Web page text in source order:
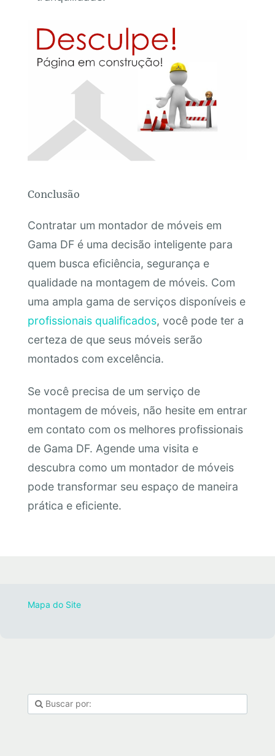
Conclusão
Contratar um montador de móveis em
Gama DF é uma decisão inteligente para
quem busca eficiência, segurança e
qualidade na montagem de móveis. Com
uma ampla gama de serviços disponíveis e
profissionais qualificados, você pode ter a
certeza de que seus móveis serão
montados com excelência.
Se você precisa de um serviço de
montagem de móveis, não hesite em entrar
em contato com os melhores profissionais
de Gama DF. Agende uma visita e
descubra como um montador de móveis
pode transformar seu espaço de maneira
prática e eficiente.
Mapa do Site